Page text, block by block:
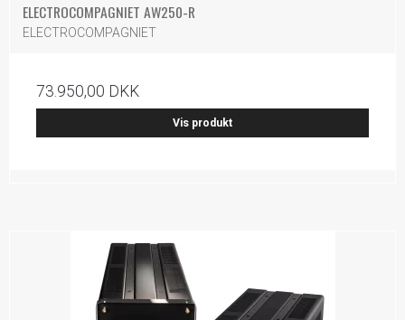
ELECTROCOMPAGNIET AW250-R
ELECTROCOMPAGNIET
73.950,00 DKK
Vis produkt